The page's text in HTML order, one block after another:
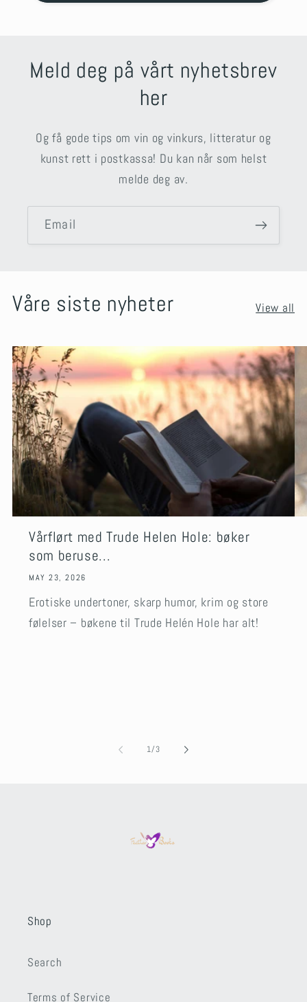
Meld deg på vårt nyhetsbrev
her
Og få gode tips om vin og vinkurs, litteratur og
kunst rett i postkassa! Du kan når som helst
melde deg av.
Email
Våre siste nyheter View all
Vårflørt med Trude Helen Hole: bøker
som beruse...
MAY 23, 2026
Erotiske undertoner, skarp humor, krim og store
følelser – bøkene til Trude Helén Hole har alt!
1/of3
Shop
Search
Terms of Service